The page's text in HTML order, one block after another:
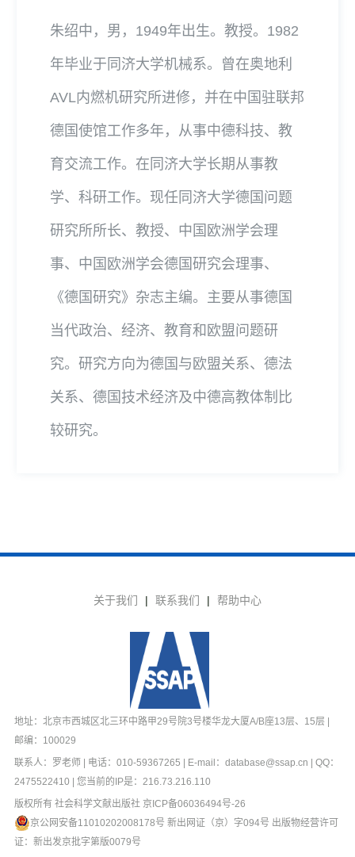
朱绍中，男，1949年出生。教授。1982
年毕业于同济大学机械系。曾在奥地利
AVL内燃机研究所进修，并在中国驻联邦
德国使馆工作多年，从事中德科技、教
育交流工作。在同济大学长期从事教
学、科研工作。现任同济大学德国问题
研究所所长、教授、中国欧洲学会理
事、中国欧洲学会德国研究会理事、
《德国研究》杂志主编。主要从事德国
当代政治、经济、教育和欧盟问题研
究。研究方向为德国与欧盟关系、德法
关系、德国技术经济及中德高教体制比
较研究。
关于我们 | 联系我们 | 帮助中心
地址：北京市西城区北三环中路甲29号院3号楼华龙大厦A/B座13层、15层 |
邮编：100029
联系人：罗老师 | 电话：010-59367265 | E-mail：database@ssap.cn | QQ：
2475522410 | 您当前的IP是： 216.73.216.110
版权所有 社会科学文献出版社 京ICP备06036494号-26
京公网安备11010202008178号 新出网证（京）字094号 出版物经营许可
证：新出发京批字第版0079号